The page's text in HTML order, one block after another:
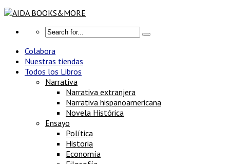
Colabora
Nuestras tiendas
Todos los Libros
Narrativa
Narrativa extranjera
Narrativa hispanoamericana
Novela Histórica
Ensayo
Política
Historia
Economía